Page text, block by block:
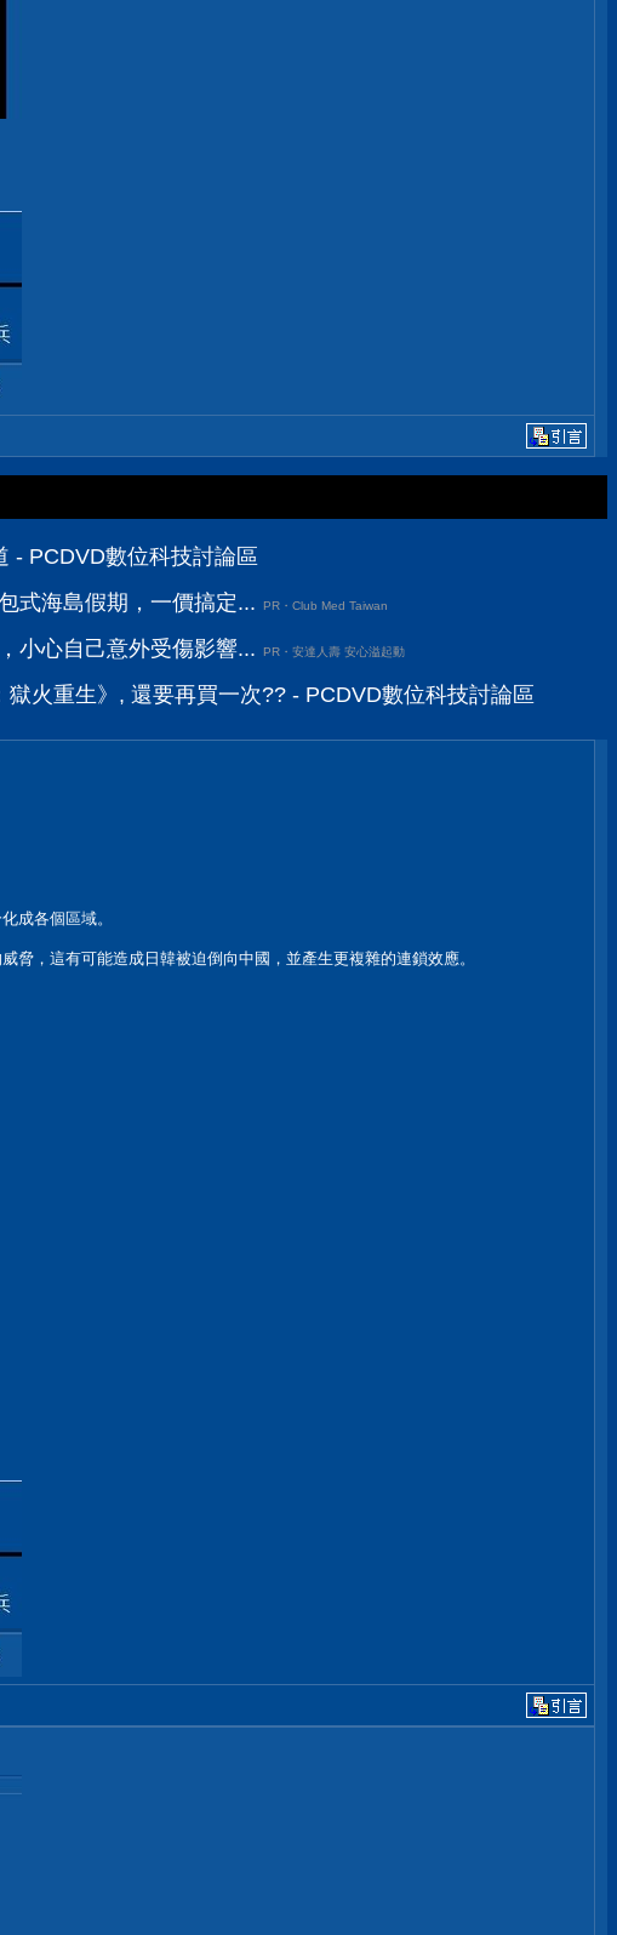
- PCDVD數位科技討論區
式海島假期，一價搞定...
PR・Club Med Taiwan
小心自己意外受傷影響... PR・安達人壽 安心溢起動
獄火重生》, 還要再買一次?? - PCDVD數位科技討論區
成各個區域。
，這有可能造成日韓被迫倒向中國，並產生更複雜的連鎖效應。